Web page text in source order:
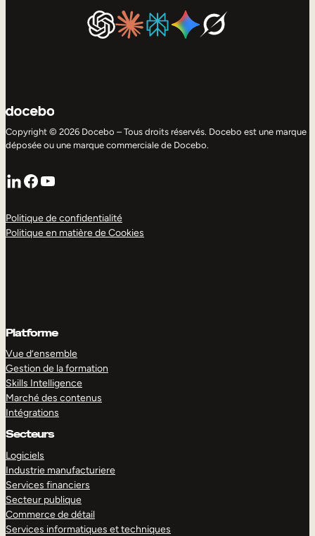
Copyright © 2026 Docebo – Tous droits réservés. Docebo est une marque
déposée ou une marque commerciale de Docebo.
LinkedIn
Facebook
YouTube
Politique de confidentialité
Politique en matière de Cookies
Platforme
Vue d’ensemble
Gestion de la formation
Skills Intelligence
Marché des contenus
Intégrations
Secteurs
Logiciels
Industrie manufacturiere
Services financiers
Secteur publique
Commerce de détail
Services informatiques et techniques